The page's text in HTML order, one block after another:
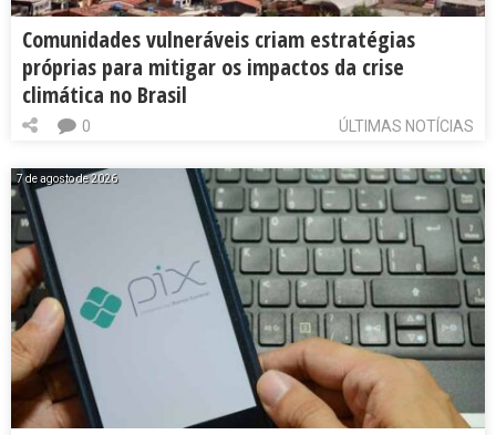
Comunidades vulneráveis criam estratégias
próprias para mitigar os impactos da crise
climática no Brasil
ÚLTIMAS NOTÍCIAS
0
7 de agosto de 2026